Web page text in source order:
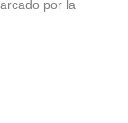
por la